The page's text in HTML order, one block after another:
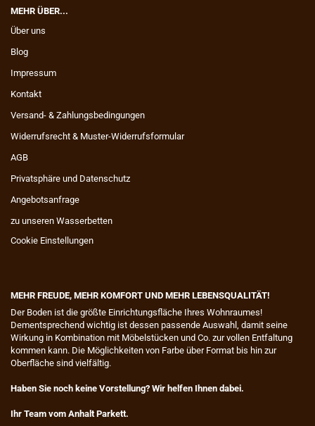
MEHR ÜBER...
Über uns
Blog
Impressum
Kontakt
Versand- & Zahlungsbedingungen
Widerrufsrecht & Muster-Widerrufsformular
AGB
Privatsphäre und Datenschutz
Angebotsanfrage
zu unseren Wasserbetten
Cookie Einstellungen
MEHR FREUDE, MEHR KOMFORT UND MEHR LEBENSQUALITÄT!
​Der Boden ist die größte Einrichtungsfläche Ihres Wohnraumes!
Dementsprechend wichtig ist dessen passende Auswahl, damit seine
Wirkung in Kombination mit Möbelstücken und Co. zur vollen Entfaltung
kommen kann. Die Möglichkeiten von Farbe über Format bis hin zur
Oberfläche sind vielfältig.
Haben Sie noch keine Vorstellung? Wir helfen Ihnen dabei.
Ihr Team vom Anhalt Parkett.